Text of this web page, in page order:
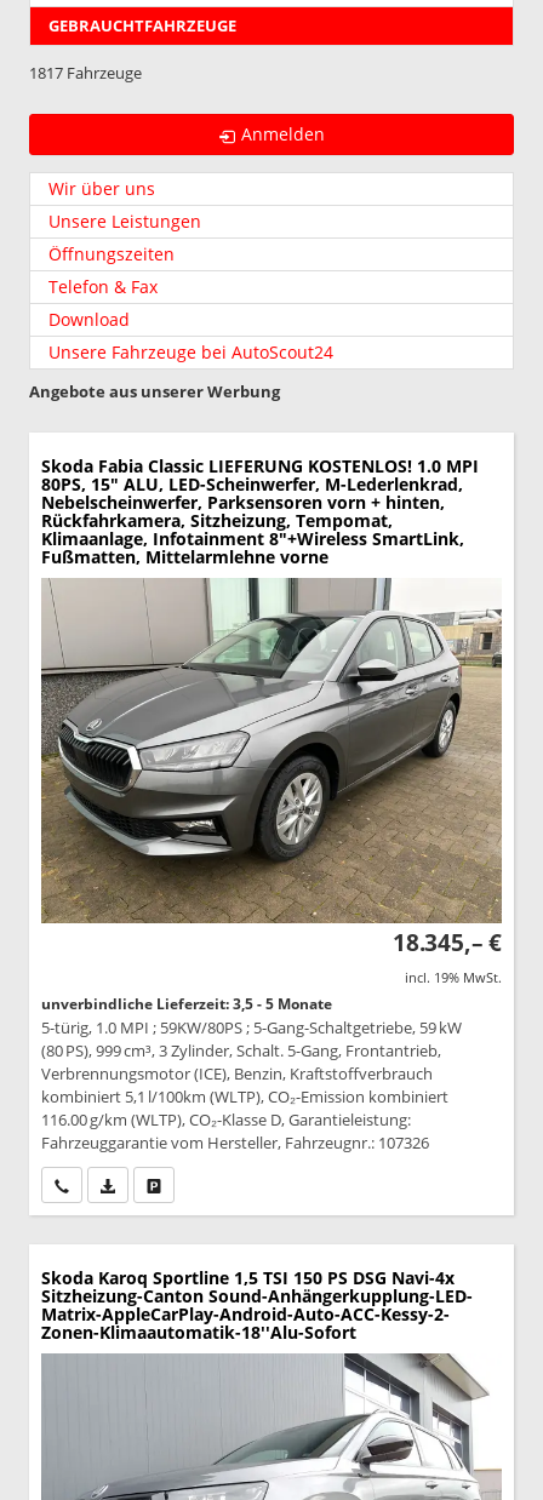
GEBRAUCHTFAHRZEUGE
1817 Fahrzeuge
Anmelden
Wir über uns
Unsere Leistungen
Öffnungszeiten
Telefon & Fax
Download
Unsere Fahrzeuge bei AutoScout24
Angebote aus unserer Werbung
Skoda Fabia Classic LIEFERUNG KOSTENLOS! 1.0 MPI
80PS, 15" ALU, LED-Scheinwerfer, M-Lederlenkrad,
Nebelscheinwerfer, Parksensoren vorn + hinten,
Rückfahrkamera, Sitzheizung, Tempomat,
Klimaanlage, Infotainment 8"+Wireless SmartLink,
Fußmatten, Mittelarmlehne vorne
18.345,– €
incl. 19% MwSt.
unverbindliche Lieferzeit: 3,5 - 5 Monate
5-türig, 1.0 MPI ; 59KW/80PS ; 5-Gang-Schaltgetriebe, 59 kW
(80 PS), 999 cm³, 3 Zylinder, Schalt. 5-Gang, Frontantrieb,
Verbrennungsmotor (ICE), Benzin, Kraftstoffverbrauch
kombiniert 5,1 l/100km (WLTP), CO₂-Emission kombiniert
116.00 g/km (WLTP), CO₂-Klasse D, Garantieleistung:
Fahrzeuggarantie vom Hersteller, Fahrzeugnr.: 107326
Wir rufen Sie anPDF-Datei, Fahrzeugexposé drucken
Skoda Karoq Sportline 1,5 TSI 150 PS DSG Navi-4x
Sitzheizung-Canton Sound-Anhängerkupplung-LED-
Matrix-AppleCarPlay-Android-Auto-ACC-Kessy-2-
Zonen-Klimaautomatik-18''Alu-Sofort